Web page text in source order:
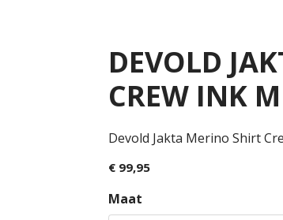
DEVOLD
CREW INK M
Devold Jakta Merino Shirt
€ 99,95
Maat